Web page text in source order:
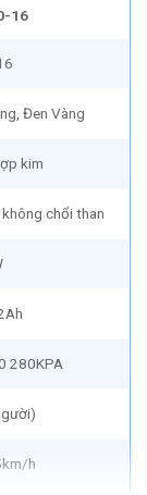
16
Đen Vàng
kim
chổi than
280KPA
h